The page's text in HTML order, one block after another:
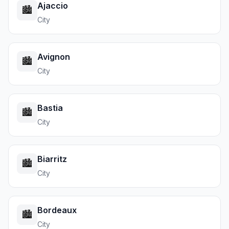
🏙️ Ajaccio
City
🏙️ Avignon
City
🏙️ Bastia
City
🏙️ Biarritz
City
🏙️ Bordeaux
City